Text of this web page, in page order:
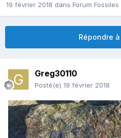
19 février 2018 dans Forum
Répondre
Greg30110
Posté(e) 19 février 2018